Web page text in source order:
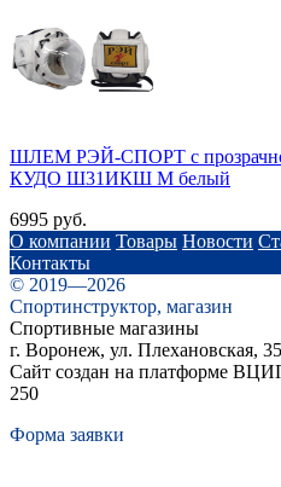
ШЛЕМ РЭЙ-СПОРТ с
КУДО Ш31ИКШ M белый
6995 руб.
О компании Товары Новости
Контакты
© 2019—2026
Спортинструктор, магазин
Спортивные магазины
г. Воронеж, ул. Плехановская, 35
Сайт создан на платформе
250
Форма заявки